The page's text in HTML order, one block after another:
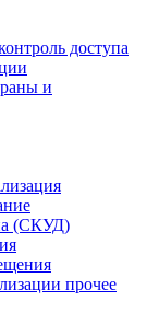
доступа
и
(СКУД)
прочее